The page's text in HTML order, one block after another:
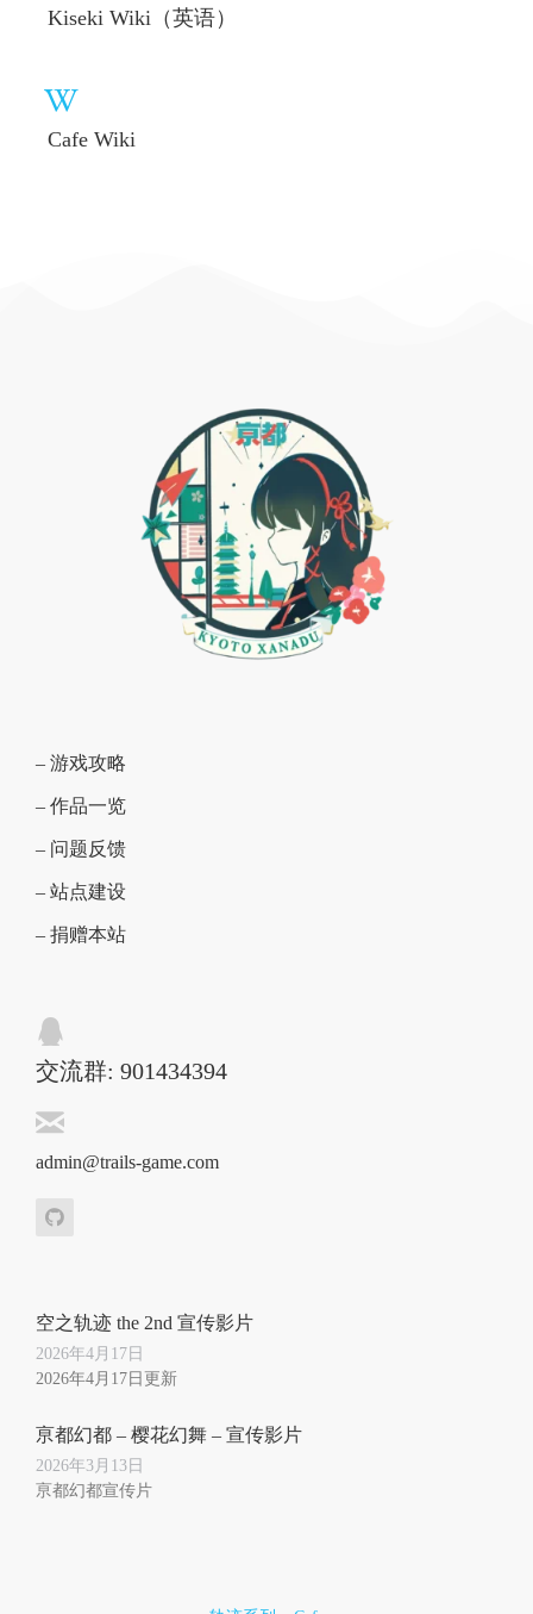
Kiseki Wiki（英语）
Cafe Wiki
– 游戏攻略
– 作品一览
– 问题反馈
– 站点建设
– 捐赠本站
交流群: 901434394
admin@trails-game.com
空之轨迹 the 2nd 宣传影片
2026年4月17日
2026年4月17日更新
亰都幻都 – 樱花幻舞 – 宣传影片
2026年3月13日
亰都幻都宣传片